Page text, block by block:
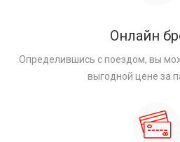
Онлайн
Определившись с поездом, вы
выгодной цене за